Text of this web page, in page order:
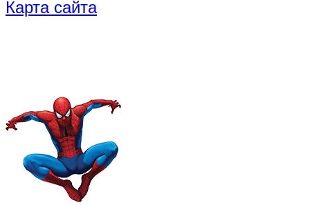
Карта сайта